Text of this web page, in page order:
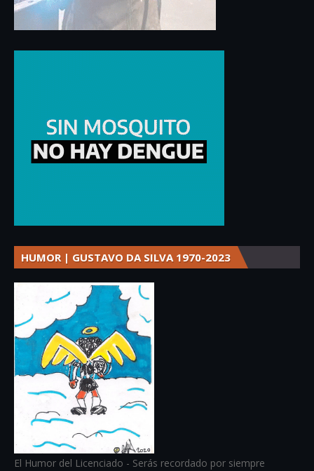
HUMOR | GUSTAVO DA SILVA 1970-2023
El Humor del Licenciado - Serás recordado por siempre